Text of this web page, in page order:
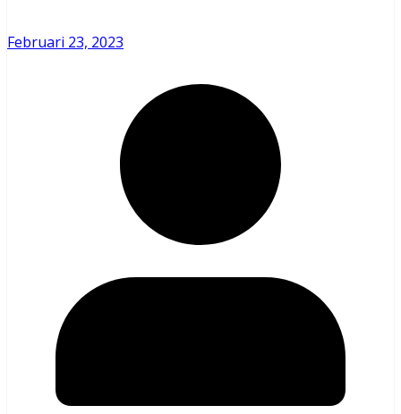
Februari 23, 2023